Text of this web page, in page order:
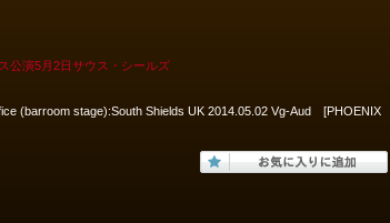
公演5月2日サウス・シールズ
(barroom stage):South Shields UK 2014.05.02 Vg-Aud [PHOENIX